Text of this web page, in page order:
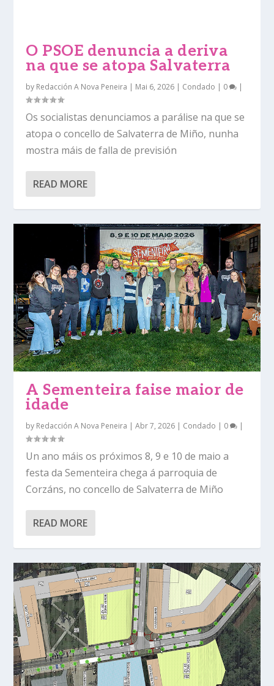
O PSOE denuncia a deriva
na que se atopa Salvaterra
by Redacción A Nova Peneira | Mai 6, 2026 | Condado | 0 |
Os socialistas denunciamos a parálise na que se
atopa o concello de Salvaterra de Miño, nunha
mostra máis de falla de previsión
READ MORE
A Sementeira faise maior de
idade
by Redacción A Nova Peneira |Abr 7, 2026 Condado 0
Un ano máis os próximos 8, 9 e 10 de maio a
festa da Sementeira chega á parroquia de
Corzáns, no concello de Salvaterra de Miño
READ MORE